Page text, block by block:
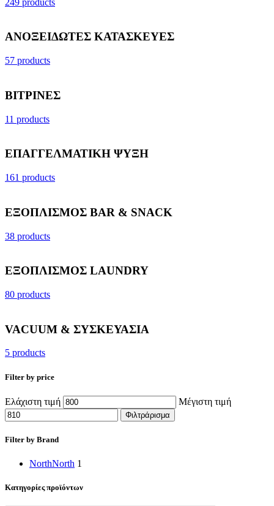
ΑΝΟΞΕΙΔΩΤΕΣ ΚΑΤΑΣΚΕΥΕΣ
57 products
ΒΙΤΡΙΝΕΣ
11 products
ΕΠΑΓΓΕΛΜΑΤΙΚΗ ΨΥΞΗ
161 products
ΕΞΟΠΛΙΣΜΟΣ BAR & SNACK
38 products
ΕΞΟΠΛΙΣΜΟΣ LAUNDRY
80 products
VACUUM & ΣΥΣΚΕΥΑΣΙΑ
5 products
Filter by price
Ελάχιστη τιμή Μέγιστη τιμή
Φιλτράρισμα
Filter by Brand
NorthNorth 1
Κατηγορίες προϊόντων